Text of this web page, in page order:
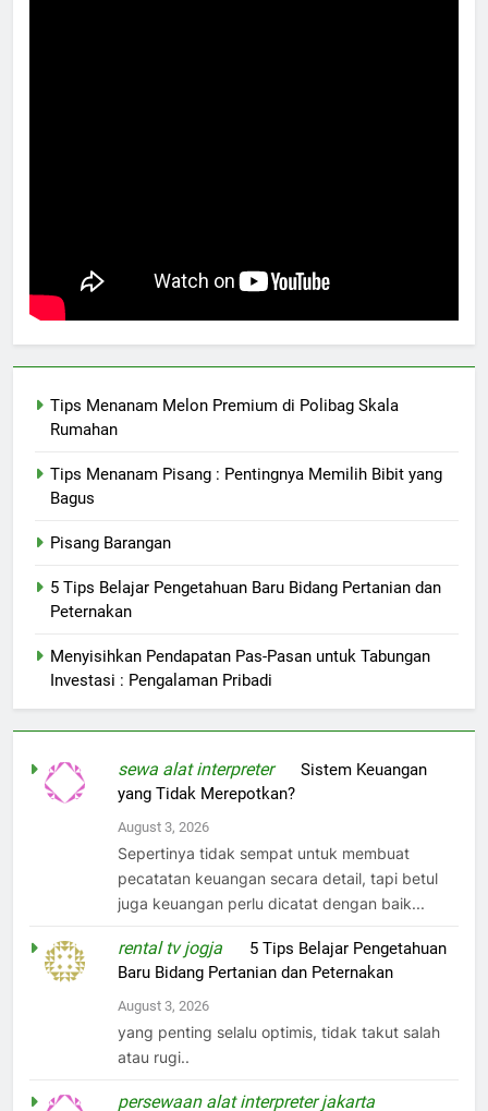
Tips Menanam Melon Premium di Polibag Skala
Rumahan
Tips Menanam Pisang : Pentingnya Memilih Bibit yang
Bagus
Pisang Barangan
5 Tips Belajar Pengetahuan Baru Bidang Pertanian dan
Peternakan
Menyisihkan Pendapatan Pas-Pasan untuk Tabungan
Investasi : Pengalaman Pribadi
sewa alat interpreteronSistem Keuangan
yang Tidak Merepotkan?
August 3, 2026
Sepertinya tidak sempat untuk membuat
pecatatan keuangan secara detail, tapi betul
juga keuangan perlu dicatat dengan baik...
rental tv jogja
5 Tips Belajar Pengetahuan
Baru Bidang Pertanian dan Peternakan
August 3, 2026
yang penting selalu optimis, tidak takut salah
atau rugi..
persewaan alat interpreter jakarta